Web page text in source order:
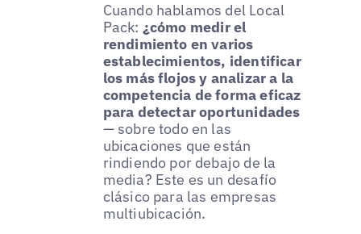
Cuando hablamos del Local
Pack: ¿cómo medir el
rendimiento en varios
establecimientos, identificar
los más flojos y analizar a la
competencia de forma eficaz
para detectar oportunidades
— sobre todo en las
ubicaciones que están
rindiendo por debajo de la
media? Este es un desafío
clásico para las empresas
multiubicación.